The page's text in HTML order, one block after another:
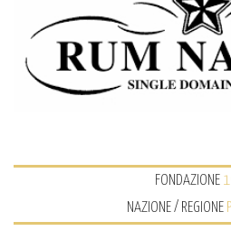
FONDAZIONE
NAZIONE / REGIONE